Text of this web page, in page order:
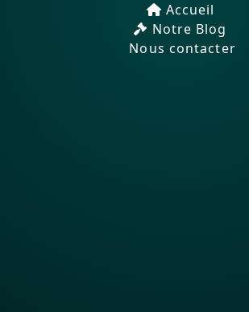
Accueil
Notre Blog
Nous contacter